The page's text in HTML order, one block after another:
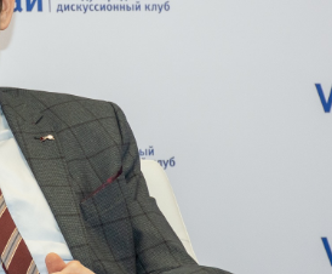
очередной
и экономике